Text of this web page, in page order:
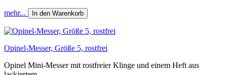
mehr... In den Warenkorb
Opinel-Messer, Größe 5, rostfrei
Opinel Mini-Messer mit rostfreier Klinge und einem Heft aus